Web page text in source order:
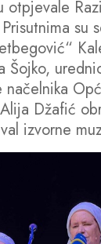
otpjevale
su
Šojko,
načelnika
Džafić
izvorne